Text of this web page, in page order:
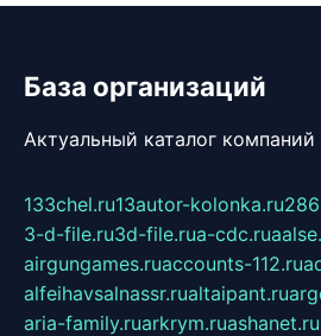
База организаций
Актуальный каталог
133chel.ru13autor-kolonka.ru
3-d-file.ru3d-file.rua-cdc.ru
airgungames.ruaccounts-112.ru
alfeihavsalnassr.rualtaipant.ru
aria-family.ruarkrym.ruashanet.ru